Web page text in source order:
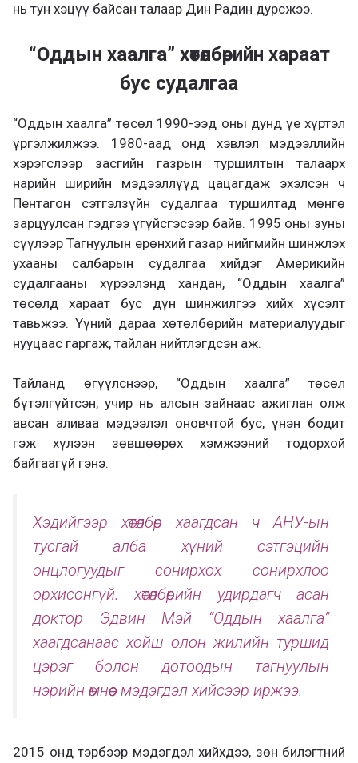
нь тун хэцүү байсан талаар Дин Радин дурсжээ.
“Оддын хаалга” хөтөлбөрийн хараат
бус судалгаа
“Оддын хаалга” төсөл 1990-ээд оны дунд үе хүртэл
үргэлжилжээ. 1980-аад онд хэвлэл мэдээллийн
хэрэгслээр засгийн газрын туршилтын талаарх
нарийн ширийн мэдээллүүд цацагдаж эхэлсэн ч
Пентагон сэтгэлзүйн судалгаа туршилтад мөнгө
зарцуулсан гэдгээ үгүйсгэсээр байв. 1995 оны зуны
сүүлээр Тагнуулын ерөнхий газар нийгмийн шинжлэх
ухааны салбарын судалгаа хийдэг Америкийн
судалгааны хүрээлэнд хандан, “Оддын хаалга”
төсөлд хараат бус дүн шинжилгээ хийх хүсэлт
тавьжээ. Үүний дараа хөтөлбөрийн материалуудыг
нууцаас гаргаж, тайлан нийтлэгдсэн аж.
Тайланд өгүүлснээр, “Оддын хаалга” төсөл
бүтэлгүйтсэн, учир нь алсын зайнаас ажиглан олж
авсан аливаа мэдээлэл оновчтой бус, үнэн бодит
гэж хүлээн зөвшөөрөх хэмжээний тодорхой
байгаагүй гэнэ.
Хэдийгээр хөтөлбөр хаагдсан ч АНУ-ын
тусгай алба хүний сэтгэцийн
онцлогуудыг сонирхох сонирхлоо
орхисонгүй. хөтөлбөрийн удирдагч асан
доктор Эдвин Мэй “Оддын хаалга”
хаагдсанаас хойш олон жилийн туршид
цэрэг болон дотоодын тагнуулын
нэрийн өмнөөс мэдэгдэл хийсээр иржээ.
2015 онд тэрбээр мэдэгдэл хийхдээ, зөн билэгтний